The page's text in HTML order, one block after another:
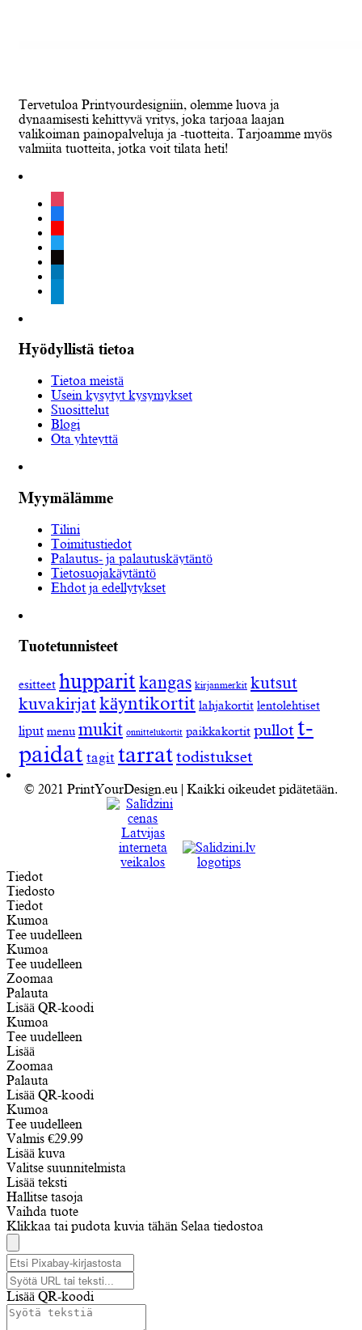
Tervetuloa Printyourdesigniin, olemme luova ja
dynaamisesti kehittyvä yritys, joka tarjoaa laajan
valikoiman painopalveluja ja -tuotteita. Tarjoamme myös
valmiita tuotteita, jotka voit tilata heti!
instagram
facebook
youtube
twitter
tiktok
Hyödyllistä tietoa
Tietoa meistä
Usein kysytyt kysymykset
Suosittelut
Blogi
Ota yhteyttä
Myymälämme
Tilini
Toimitustiedot
Palautus- ja palautuskäytäntö
Tietosuojakäytäntö
Ehdot ja edellytykset
Tuotetunnisteet
esitteet hupparit kangas kirjanmerkit kutsut
kuvakirjatkäyntikortit lahjakortit lentolehtiset
liput menu mukit onnittelukortit paikkakortit pullott-
paidat tagit tarrattodistukset
© 2021 PrintYourDesign.eu | Kaikki oikeudet pidätetään.
Tiedot
Tiedosto
Tiedot
Kumoa
Tee uudelleen
Kumoa
Tee uudelleen
Zoomaa
Palauta
Lisää QR-koodi
Kumoa
Tee uudelleen
Lisää
Zoomaa
Palauta
Lisää QR-koodi
Kumoa
Tee uudelleen
Valmis €29.99
Lisää kuva
Valitse suunnitelmista
Lisää teksti
Hallitse tasoja
Vaihda tuote
Klikkaa tai pudota kuvia tähän Selaa tiedostoa
Lisää QR-koodi